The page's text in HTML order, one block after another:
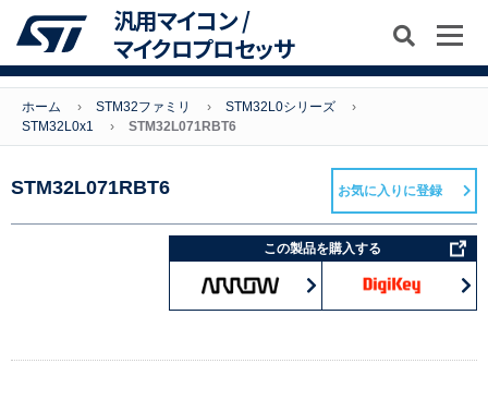
汎用マイコン /
マイクロプロセッサ
ホーム STM32ファミリ
STM32L0シリーズ
STM32L0x1
STM32L071RBT6
STM32L071RBT6
この製品を購入する
お気に入りに登録